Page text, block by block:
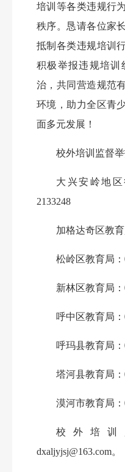
培训等各类违规行
秩序。恳请各位家
抵制各类违规培训
积极举报违规培训
治，共同营造规范
环境，助力全区青
面多元发展！
校外培训监督举
大兴安岭地
2133248
加格达奇区教育
松岭区教育局：
新林区教育局：
呼中区教育局：
呼玛县教育局：
塔河县教育局：
漠河市教育局：
校外培训
dxaljyjsj@163.com。